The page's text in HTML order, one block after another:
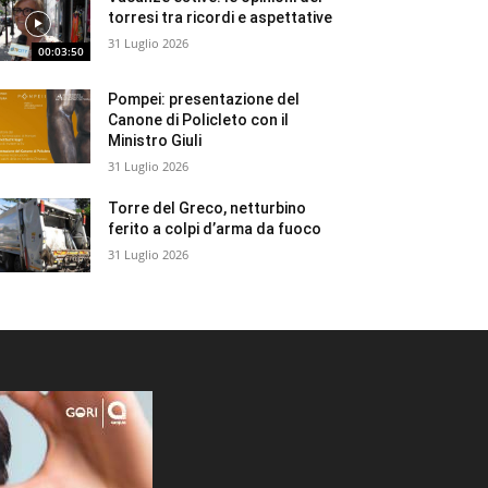
00:03:50
torresi tra ricordi e aspettative
31 Luglio 2026
Pompei: presentazione del
Canone di Policleto con il
Ministro Giuli
31 Luglio 2026
Torre del Greco, netturbino
ferito a colpi d’arma da fuoco
31 Luglio 2026